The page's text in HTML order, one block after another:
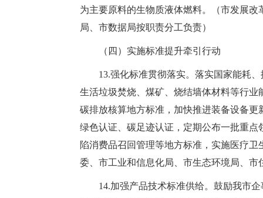
为主要原料的生物质液体燃料。（市发展
局、市数据局按职责分工负责）
（四）实施标准提升牵引行动
13.强化标准贯彻落实。落实国家能耗
生活垃圾焚烧、煤矿、烧结墙体材料等行
碳排放核算地方标准，加快推进装备设备
绿色认证、碳足迹认证，定期公布一批重
陷消费品召回管理等地方标准，实施医疗
委、市工业和信息化局、市生态环境局、
14.加强产品技术标准供给。鼓励我市